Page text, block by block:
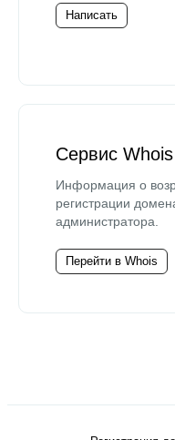
Написать
Сервис Whois
Информация о
регистрации
администратора.
Перейти в Whois